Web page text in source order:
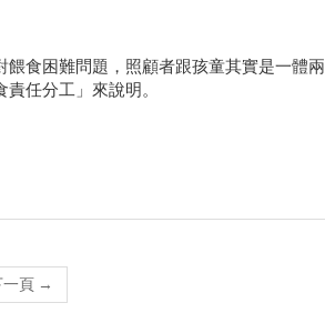
食困難問題，照顧者跟孩童其實是一體兩
任分工」來說明。
一頁 →